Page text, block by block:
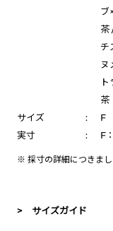
ブ
茶
チ
ヌ
茶
サイズ
:
F
実寸
: F
※ 採寸の詳細につきまし
> サイズガイド